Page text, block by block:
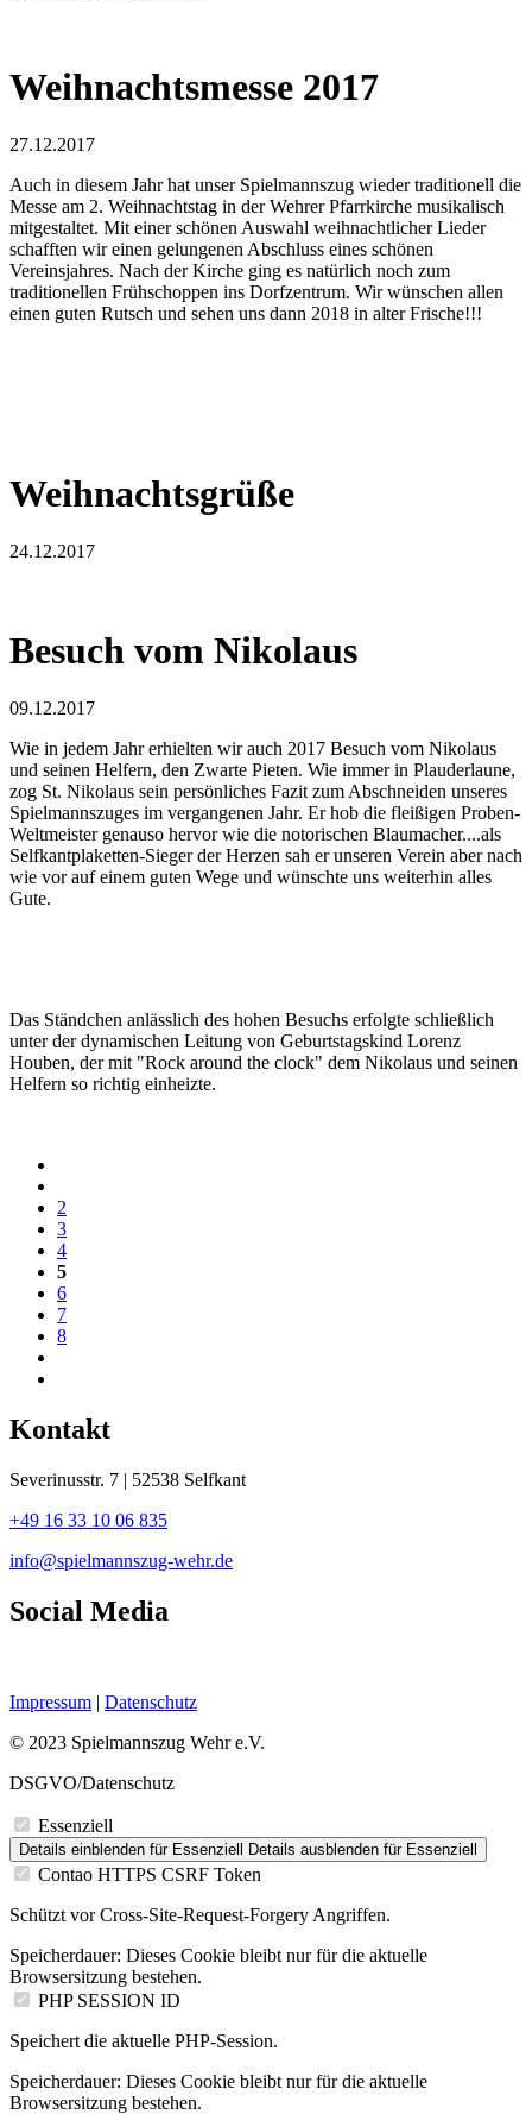
Weihnachtsmesse 2017
27.12.2017
Auch in diesem Jahr hat unser Spielmannszug wieder traditionell die
Messe am 2. Weihnachtstag in der Wehrer Pfarrkirche musikalisch
mitgestaltet. Mit einer schönen Auswahl weihnachtlicher Lieder
schafften wir einen gelungenen Abschluss eines schönen
Vereinsjahres. Nach der Kirche ging es natürlich noch zum
traditionellen Frühschoppen ins Dorfzentrum. Wir wünschen allen
einen guten Rutsch und sehen uns dann 2018 in alter Frische!!!
Weihnachtsgrüße
24.12.2017
Besuch vom Nikolaus
09.12.2017
Wie in jedem Jahr erhielten wir auch 2017 Besuch vom Nikolaus
und seinen Helfern, den Zwarte Pieten. Wie immer in Plauderlaune,
zog St. Nikolaus sein persönliches Fazit zum Abschneiden unseres
Spielmannszuges im vergangenen Jahr. Er hob die fleißigen Proben-
Weltmeister genauso hervor wie die notorischen Blaumacher....als
Selfkantplaketten-Sieger der Herzen sah er unseren Verein aber nach
wie vor auf einem guten Wege und wünschte uns weiterhin alles
Gute.
Das Ständchen anlässlich des hohen Besuchs erfolgte schließlich
unter der dynamischen Leitung von Geburtstagskind Lorenz
Houben, der mit "Rock around the clock" dem Nikolaus und seinen
Helfern so richtig einheizte.
2
3
4
5
6
7
8
Kontakt
Severinusstr. 7 | 52538 Selfkant
+49 16 33 10 06 835
info@spielmannszug-wehr.de
Social Media
Impressum | Datenschutz
© 2023 Spielmannszug Wehr e.V.
DSGVO/Datenschutz
Essenziell
Details einblenden für Essenziell Details ausblenden für Essenziell
Contao HTTPS CSRF Token
Schützt vor Cross-Site-Request-Forgery Angriffen.
Speicherdauer: Dieses Cookie bleibt nur für die aktuelle
Browsersitzung bestehen.
PHP SESSION ID
Speichert die aktuelle PHP-Session.
Speicherdauer: Dieses Cookie bleibt nur für die aktuelle
Browsersitzung bestehen.